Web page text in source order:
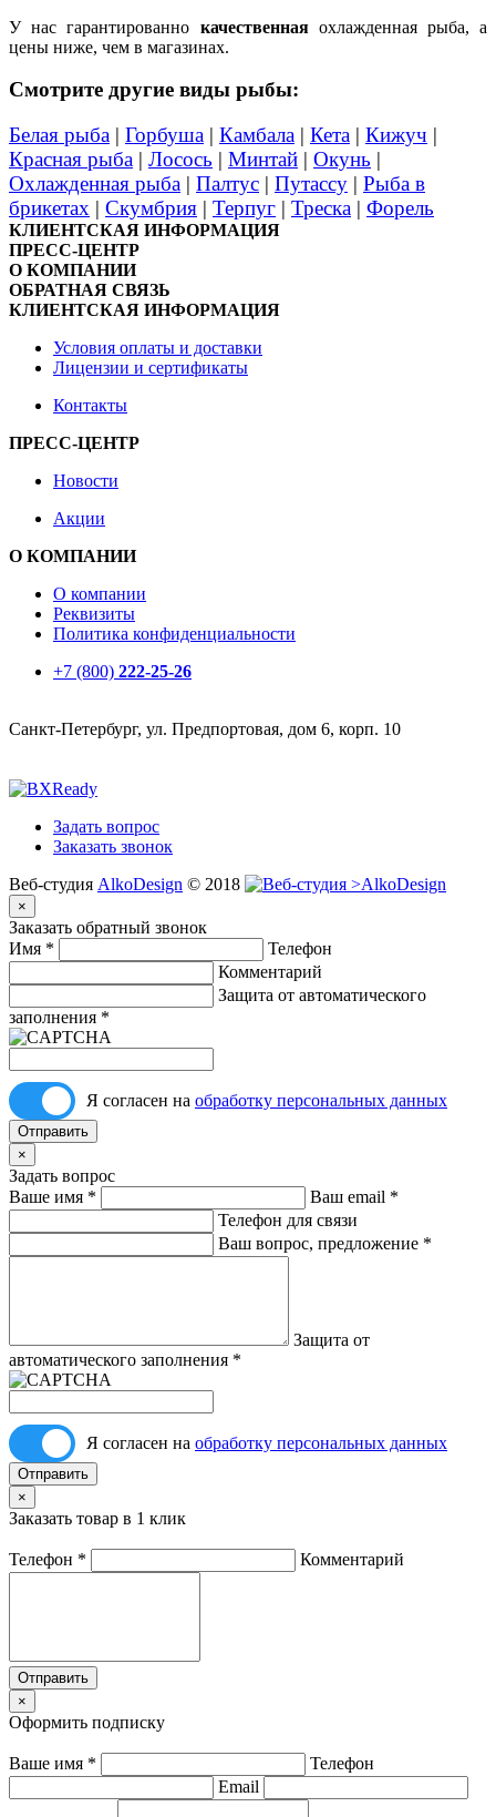
У нас гарантированно качественнаяохлажденная рыба, а
цены ниже, чем в магазинах.
Смотрите другие виды рыбы:
Белая рыба | Горбуша | Камбала | Кета | Кижуч |
Красная рыба | Лосось | Минтай | Окунь |
Охлажденная рыба | Палтус | Путассу | Рыба в
брикетах | Скумбрия | Терпуг | Треска | Форель
КЛИЕНТСКАЯ ИНФОРМАЦИЯ
ПРЕСС-ЦЕНТР
О КОМПАНИИ
ОБРАТНАЯ СВЯЗЬ
КЛИЕНТСКАЯ ИНФОРМАЦИЯ
Условия оплаты и доставки
Лицензии и сертификаты
Контакты
ПРЕСС-ЦЕНТР
Новости
Акции
О КОМПАНИИ
О компании
Реквизиты
Политика конфиденциальности
+7 (800) 222-25-26
Санкт-Петербург, ул. Предпортовая, дом 6, корп. 10
Задать вопрос
Заказать звонок
Веб-студия AlkoDesign © 2018
×
Заказать обратный звонок
Имя *
Телефон
Комментарий
Защита от автоматического
заполнения *
Я согласен на обработку персональных данных
Отправить
×
Задать вопрос
Ваше имя * Ваш email *
Телефон для связи
Ваш вопрос, предложение *
Защита от
автоматического заполнения *
Я согласен на обработку персональных данных
Отправить
×
Заказать товар в 1 клик
Телефон * Комментарий
Отправить
×
Оформить подписку
Ваше имя *
Телефон
Email